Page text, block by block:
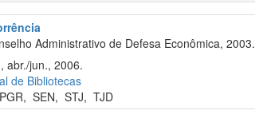
Administrativo de Defesa Econômica, 2003.
abr./jun., 2006.
de Bibliotecas
PGR,SEN,STJ,TJD